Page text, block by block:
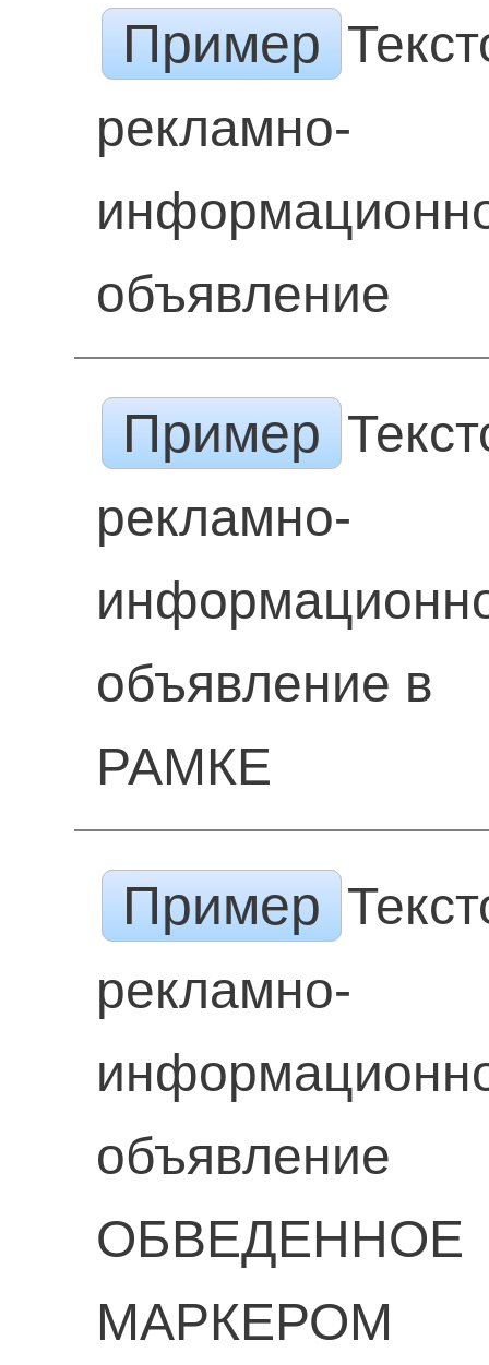
Пример
рекламно-
объявление
Пример
рекламно-
объявление в
РАМКЕ
Пример
рекламно-
объявление
ОБВЕДЕННОЕ
МАРКЕРОМ